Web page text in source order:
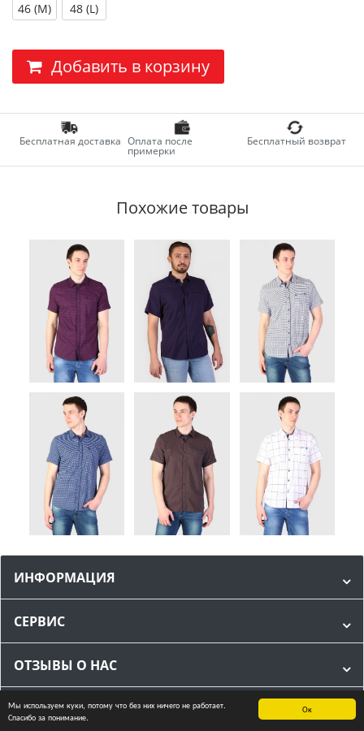
Ок
Мы используем куки, потому что без них ничего не работает.
Спасибо за понимание.
46 (M) 48 (L)
Добавить в корзину
Бесплатная доставка Оплата после
примерки
Бесплатный возврат
Похожие товары
ИНФОРМАЦИЯ
СЕРВИС
ОТЗЫВЫ О НАС
МЫ В СОЦИАЛЬНЫХ СЕТЯХ